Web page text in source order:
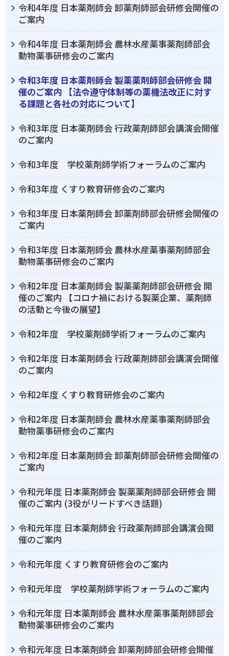
令和4年度 日本薬剤師会 卸薬剤師部会研修会開催の
ご案内
令和4年度 日本薬剤師会 農林水産薬事薬剤師部会
動物薬事研修会のご案内
令和3年度 日本薬剤師会 製薬薬剤師部会研修会 開
催のご案内 【法令遵守体制等の薬機法改正に対す
る課題と各社の対応について】
令和3年度 日本薬剤師会 行政薬剤師部会講演会開催
のご案内
令和3年度 学校薬剤師学術フォーラムのご案内
令和3年度 くすり教育研修会のご案内
令和3年度 日本薬剤師会 卸薬剤師部会研修会開催の
ご案内
令和3年度 日本薬剤師会 農林水産薬事薬剤師部会
動物薬事研修会のご案内
令和2年度 日本薬剤師会 製薬薬剤師部会研修会 開
催のご案内 【コロナ禍における製薬企業、薬剤師
の活動と今後の展望】
令和2年度 学校薬剤師学術フォーラムのご案内
令和2年度 日本薬剤師会 行政薬剤師部会講演会開催
のご案内
令和2年度 くすり教育研修会のご案内
令和2年度 日本薬剤師会 農林水産薬事薬剤師部会
動物薬事研修会のご案内
令和2年度 日本薬剤師会 卸薬剤師部会研修会開催の
ご案内
令和元年度 日本薬剤師会 製薬薬剤師部会研修会 開
催のご案内 (3役がリードすべき話題)
令和元年度 日本薬剤師会 行政薬剤師部会講演会開
催のご案内
令和元年度 くすり教育研修会のご案内
令和元年度 学校薬剤師学術フォーラムのご案内
令和元年度 日本薬剤師会 農林水産薬事薬剤師部会
動物薬事研修会のご案内
令和元年度 日本薬剤師会 卸薬剤師部会研修会開催